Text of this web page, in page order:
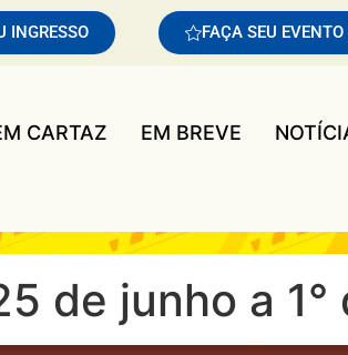
INGRESSO FAÇA SEU EVENTO
CARTAZ EM BREVE
de junho a 1°